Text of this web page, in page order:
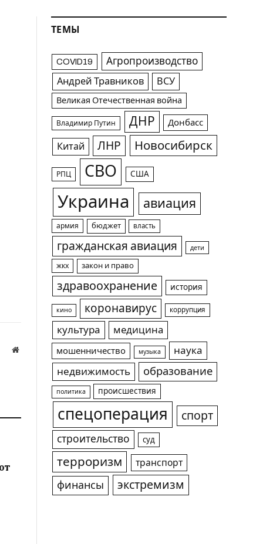
Website
ТЕМЫ
COVID19 Агропроизводство
Андрей Травников ВСУ
Великая Отечественная война
Владимир Путин ДНР Донбасс
Китай ЛНР Новосибирск
РПЦ СВО США
Украина авиация
армия бюджет власть
гражданская авиация дети
жкх закон и право
здравоохранение история
кино коронавирус коррупция
культура медицина
мошенничество музыка
наука
недвижимость
образование
политика происшествия
спецоперация спорт
строительство суд
терроризм транспорт
финансы экстремизм